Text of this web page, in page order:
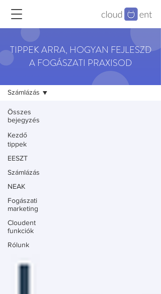
Összes
bejegyzés
Kezdő
tippek
EESZT
Számlázás
NEAK
Fogászati
marketing
Cloudent
funkciók
Rólunk
Számlázás
TIPPEK ARRA, HOGYAN FEJLESZD
A FOGÁSZATI PRAXISOD